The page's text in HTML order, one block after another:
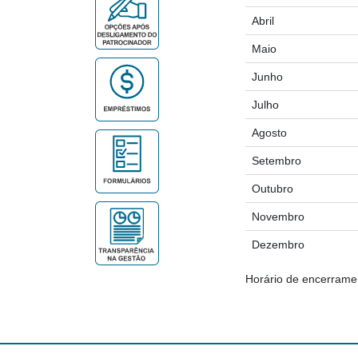
Abril
Maio
Junho
Julho
Agosto
Setembro
Outubro
Novembro
Dezembro
Horário de